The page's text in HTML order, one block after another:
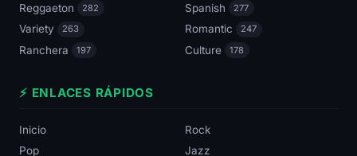
Reggaeton 282 Spanish 277
Variety 263 Romantic 247
Ranchera 197 Culture 178
⚡ ENLACES RÁPIDOS
Inicio
Rock
Pop
Jazz